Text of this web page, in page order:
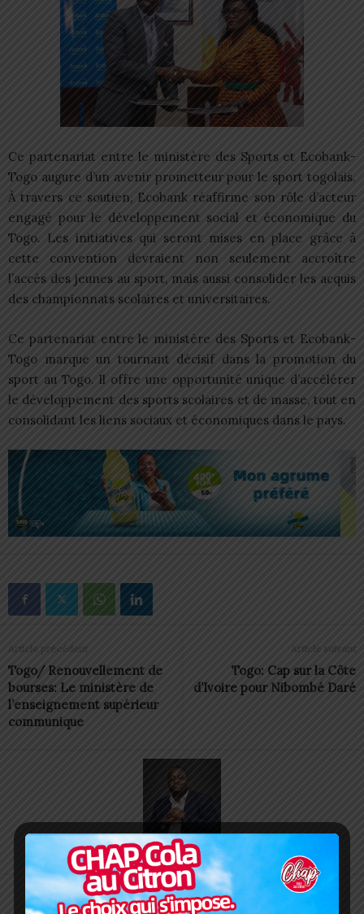
Ce partenariat entre le ministère des Sports et Ecobank-
Togo augure d’un avenir prometteur pour le sport togolais.
À travers ce soutien, Ecobank réaffirme son rôle d’acteur
engagé pour le développement social et économique du
Togo. Les initiatives qui seront mises en place grâce à
cette convention devraient non seulement accroître
l’accès des jeunes au sport, mais aussi consolider les acquis
des championnats scolaires et universitaires.
Ce partenariat entre le ministère des Sports et Ecobank-
Togo marque un tournant décisif dans la promotion du
sport au Togo. Il offre une opportunité unique d’accélérer
le développement des sports scolaires et de masse, tout en
consolidant les liens sociaux et économiques dans le pays.
Article précédent
Togo/ Renouvellement de
bourses: Le ministère de
l’enseignement supérieur
communique
Article suivant
Togo: Cap sur la Côte
d’Ivoire pour Nibombé Daré
Charbel SOSSOUVI
ARTICLES CONNEXES PLUS DE L'AUTEUR